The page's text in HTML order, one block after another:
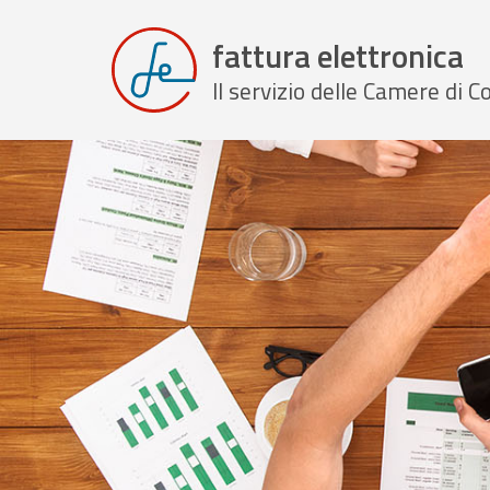
fattura elettronica
Il servizio delle Camere di